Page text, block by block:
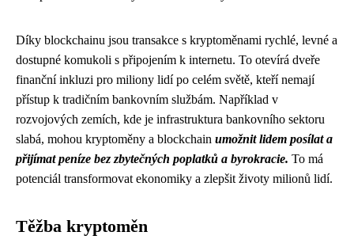
Díky blockchainu jsou transakce s kryptoměnami rychlé, levné a
dostupné komukoli s připojením k internetu. To otevírá dveře
finanční inkluzi pro miliony lidí po celém světě, kteří nemají
přístup k tradičním bankovním službám. Například v
rozvojových zemích, kde je infrastruktura bankovního sektoru
slabá, mohou kryptoměny a blockchain umožnit lidem posílat a
přijímat peníze bez zbytečných poplatků a byrokracie. To má
potenciál transformovat ekonomiky a zlepšit životy milionů lidí.
Těžba kryptoměn